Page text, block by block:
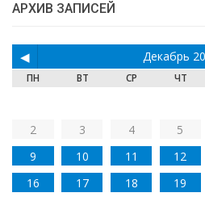
АРХИВ ЗАПИСЕЙ
◀ Декабрь
ПН ВТ СР ЧТ
2
3 4 5
9
10 11 12
16
17 18 19